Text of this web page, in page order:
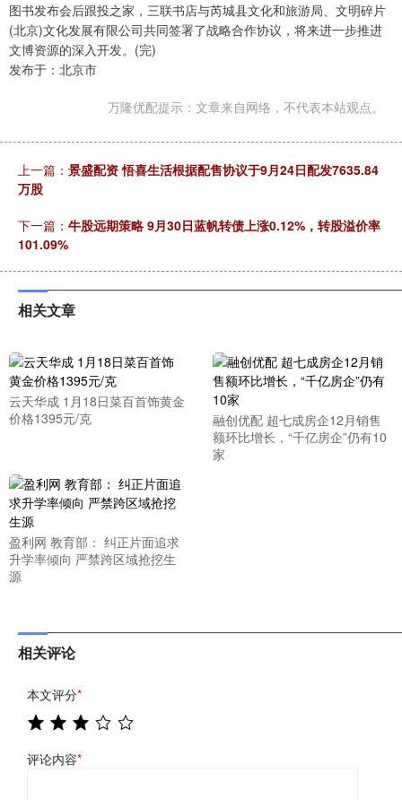
图书发布会后跟投之家，三联书店与芮城县文化和旅游局、文明碎片
(北京)文化发展有限公司共同签署了战略合作协议，将来进一步推进
文博资源的深入开发。(完)
发布于：北京市
万隆优配提示：文章来自网络，不代表本站观点。
上一篇： 景盛配资 悟喜生活根据配售协议于9月24日配发7635.84
万股
下一篇： 牛股远期策略 9月30日蓝帆转债上涨0.12%，转股溢价率
101.09%
相关文章
云天华成 1月18日菜百首饰黄金
价格1395元/克
融创优配 超七成房企12月销售
额环比增长，“千亿房企”仍有10
家
盈利网 教育部： 纠正片面追求
升学率倾向 严禁跨区域抢挖生
源
相关评论
本文评分*
评论内容*